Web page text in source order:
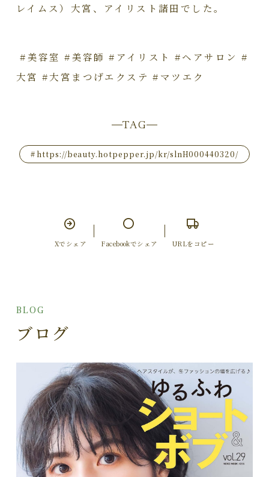
レイムス）大宮、アイリスト諸田でした。
#美容室 #美容師 #アイリスト #ヘアサロン #
大宮 #大宮まつげエクステ #マツエク
TAG
# https://beauty.hotpepper.jp/kr/slnH000440320/
Xでシェア Facebookでシェア URLをコピー
BLOG
ブログ